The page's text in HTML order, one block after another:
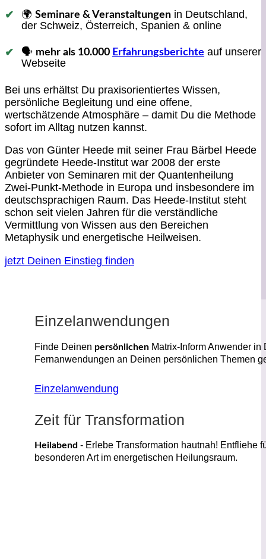
Einzelanwendungen
Finde Deinen persönlichen Matrix-Inform Anwender
Fernanwendungen an Deinen persönlichen Themen
Einzelanwendung
Zeit für Transformation
Heilabend - Erlebe Transformation hautnah! Entfliehe
besonderen Art im energetischen Heilungsraum.
🌍 Seminare & Veranstaltungen in Deutschland,
der Schweiz, Österreich, Spanien & online
🗣️ mehr als 10.000 Erfahrungsberichte auf unserer
Webseite
Bei uns erhältst Du praxisorientiertes Wissen,
persönliche Begleitung und eine offene,
wertschätzende Atmosphäre – damit Du die Methode
sofort im Alltag nutzen kannst.
Das von Günter Heede mit seiner Frau Bärbel Heede
gegründete Heede-Institut war 2008 der erste
Anbieter von Seminaren mit der Quantenheilung
Zwei-Punkt-Methode in Europa und insbesondere im
deutschsprachigen Raum. Das Heede-Institut steht
schon seit vielen Jahren für die verständliche
Vermittlung von Wissen aus den Bereichen
Metaphysik und energetische Heilweisen.
jetzt Deinen Einstieg finden